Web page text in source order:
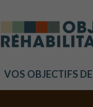
VOS OBJECTIFS